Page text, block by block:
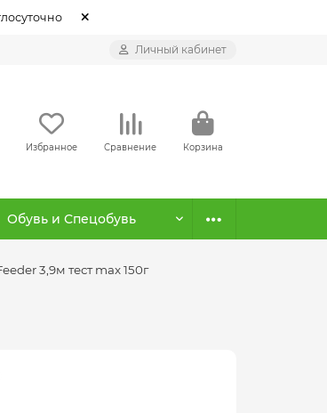
Личный кабинет
Избранное Сравнение Корзина
Обувь и Спецобувь
3,9м тест max 150г